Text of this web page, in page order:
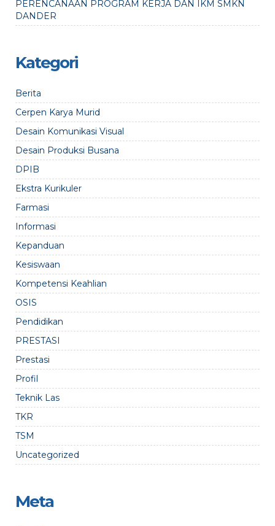
PERENCANAAN PROGRAM KERJA DAN IKM SMKN
DANDER
Kategori
Berita
Cerpen Karya Murid
Desain Komunikasi Visual
Desain Produksi Busana
DPIB
Ekstra Kurikuler
Farmasi
Informasi
Kepanduan
Kesiswaan
Kompetensi Keahlian
OSIS
Pendidikan
PRESTASI
Prestasi
Profil
Teknik Las
TKR
TSM
Uncategorized
Meta